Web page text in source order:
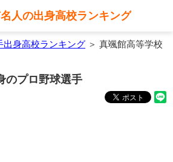
人の出身高校ランキング
出身高校ランキング ＞ 真颯館高等学校
のプロ野球選手